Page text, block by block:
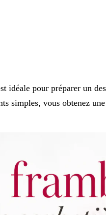
idéale pour préparer un
simples, vous obtenez